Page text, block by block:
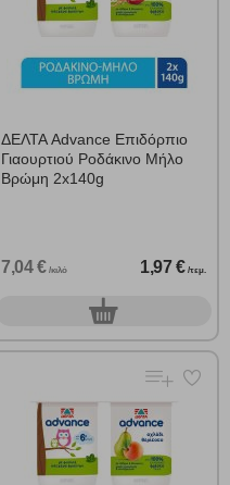
ΔΕΛΤΑ Advance Επιδόρπιο
Γιαουρτιού Ροδάκινο Μήλο
Βρώμη 2x140g
7,04 € /κιλό 1,97 € /τεμ.
0τεμ.